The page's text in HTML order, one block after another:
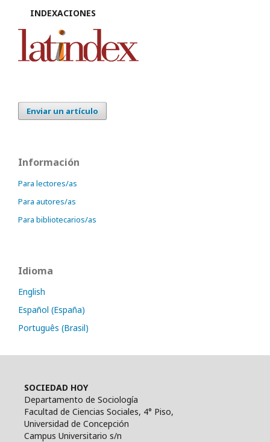
INDEXACIONES
Enviar un artículo
Información
Para lectores/as
Para autores/as
Para bibliotecarios/as
Idioma
English
Español (España)
Português (Brasil)
SOCIEDAD HOY
Departamento de Sociología
Facultad de Ciencias Sociales, 4° Piso,
Universidad de Concepción
Campus Universitario s/n